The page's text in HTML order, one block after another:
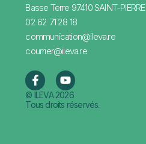
Basse Terre 97410 SAINT-PIERRE
02 62 71 28 18
communication@ileva.re
courrier@ileva.re
© ILEVA 2026
Tous droits réservés.